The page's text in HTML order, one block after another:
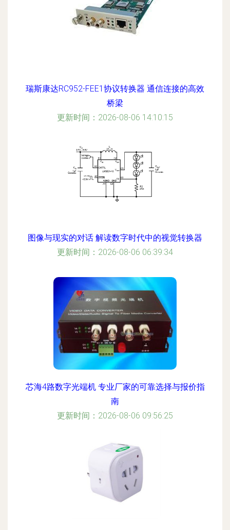
瑞斯康达RC952-FEE1协议转换器 通信连接的高效
桥梁
更新时间：2026-08-06 14:10:15
图像与现实的对话 解读数字时代中的视觉转换器
更新时间：2026-08-06 06:39:34
芯海4路数字光端机 专业厂家的可靠选择与报价指
南
更新时间：2026-08-06 09:56:25